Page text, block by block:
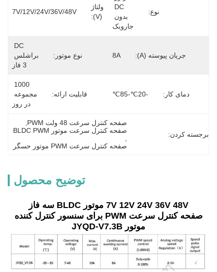
نوع:
جاروبک
ولتاژ
(v):
7V/12V/24V/36V/48V
جریان پیوسته (A): 8A نوع موتور:
3 فاز
دمای کار: -20℃-85℃ قابلیت ارائه:
در روز
برجسته کردن:
صفحه کنترل سرعت 48 ولت PWM
صفحه کنترل سرعت موتور BLDC PWM
صفحه کنترل سرعت PWM موتور حسگر
توضیح محصول
7V 12V 24V 36V 48V موتور BLDC سه فاز
صفحه کنترل سرعت PWM برای سنسور کنترل کننده
موتور JYQD-V7.3B